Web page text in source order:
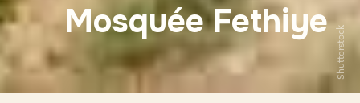
Mosquée Fethiye
Shutterstock